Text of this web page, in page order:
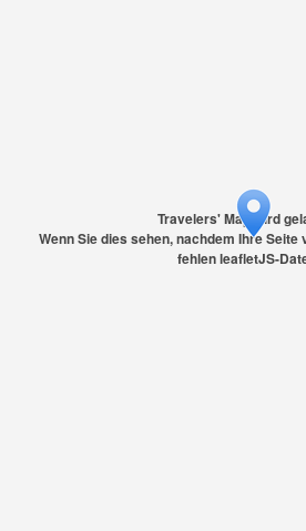
Travelers' Map wird
Wenn Sie dies sehen, nachdem Ihre
fehlen leafletJS-